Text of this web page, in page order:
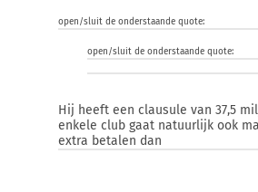
open/sluit de onderstaande quote:
open/sluit de onderstaande quote:
Hij heeft een clausule van 37,5
enkele club gaat natuurlijk ook
extra betalen dan